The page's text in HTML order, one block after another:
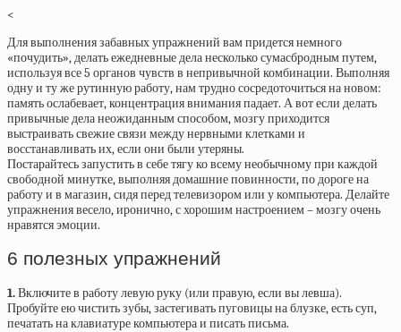
<
Для выполнения забавных упражнений вам придется немного
«почудить», делать ежедневные дела несколько сумасбродным путем,
используя все 5 органов чувств в непривычной комбинации. Выполняя
одну и ту же рутинную работу, нам трудно сосредоточиться на новом:
память ослабевает, концентрация внимания падает. А вот если делать
привычные дела неожиданным способом, мозгу приходится
выстраивать свежие связи между нервными клетками и
восстанавливать их, если они были утеряны.
Постарайтесь запустить в себе тягу ко всему необычному при каждой
свободной минутке, выполняя домашние повинности, по дороге на
работу и в магазин, сидя перед телевизором или у компьютера. Делайте
упражнения весело, иронично, с хорошим настроением – мозгу очень
нравятся эмоции.
6 полезных упражнений
1.Включите в работу левую руку (или правую, если вы левша).
Пробуйте ею чистить зубы, застегивать пуговицы на блузке, есть суп,
печатать на клавиатуре компьютера и писать письма.